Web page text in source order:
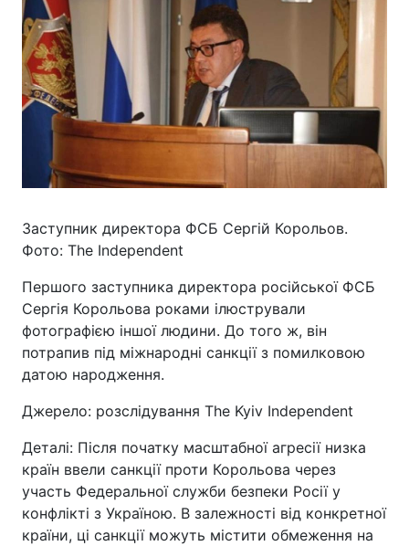
Заступник директора ФСБ Сергій Корольов.
Фото: The Independent
Першого заступника директора російської ФСБ
Сергія Корольова роками ілюстрували
фотографією іншої людини. До того ж, він
потрапив під міжнародні санкції з помилковою
датою народження.
Джерело: розслідування The Kyiv Independent
Деталі: Після початку масштабної агресії низка
країн ввели санкції проти Корольова через
участь Федеральної служби безпеки Росії у
конфлікті з Україною. В залежності від конкретної
країни, ці санкції можуть містити обмеження на